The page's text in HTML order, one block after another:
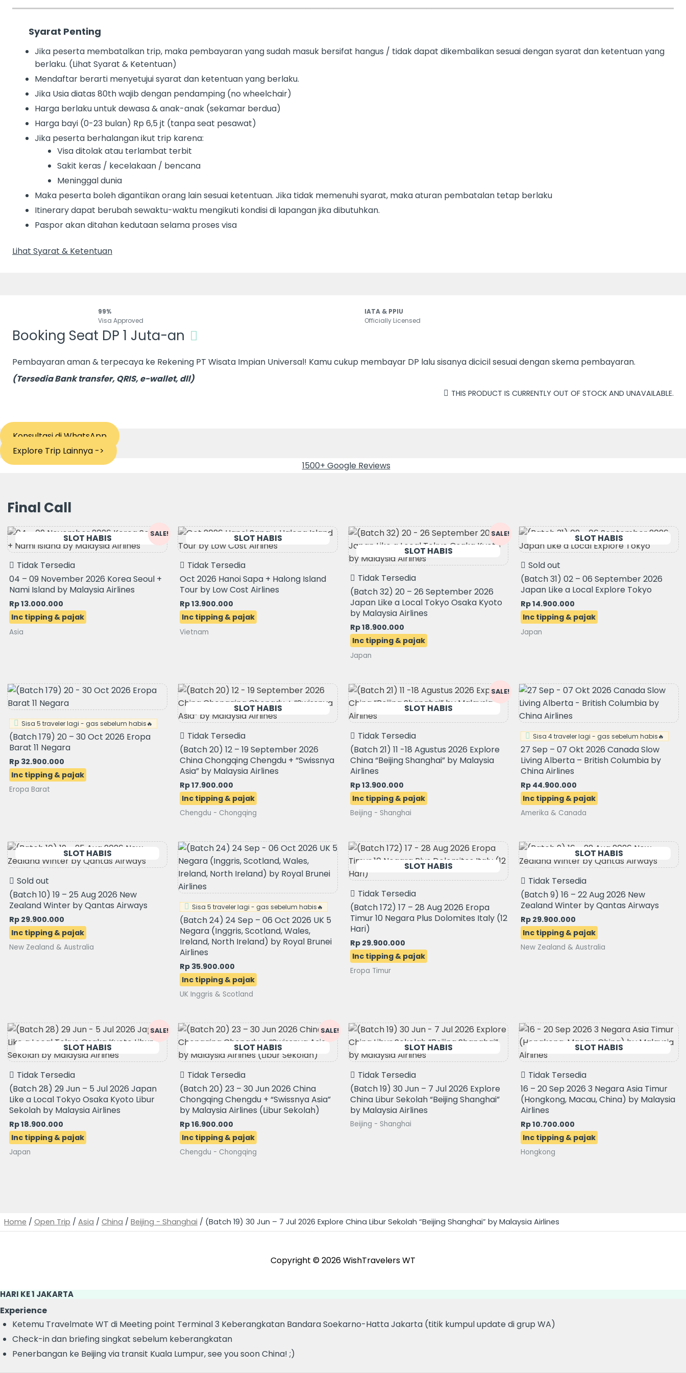
Syarat Penting
Jika peserta membatalkan trip, maka pembayaran yang sudah masuk bersifat hangus / tidak dapat dikembalikan sesuai dengan syarat dan ketentuan yang
berlaku. (Lihat Syarat & Ketentuan)
Mendaftar berarti menyetujui syarat dan ketentuan yang berlaku.
Jika Usia diatas 80th wajib dengan pendamping (no wheelchair)
Harga berlaku untuk dewasa & anak-anak (sekamar berdua)
Harga bayi (0-23 bulan) Rp 6,5 jt (tanpa seat pesawat)
Jika peserta berhalangan ikut trip karena:
Visa ditolak atau terlambat terbit
Sakit keras / kecelakaan / bencana
Meninggal dunia
Maka peserta boleh digantikan orang lain sesuai ketentuan. Jika tidak memenuhi syarat, maka aturan pembatalan tetap berlaku
Itinerary dapat berubah sewaktu-waktu mengikuti kondisi di lapangan jika dibutuhkan.
Paspor akan ditahan kedutaan selama proses visa
Lihat Syarat & Ketentuan
99%
Visa Approved
IATA & PPIU
Officially Licensed
Booking Seat DP 1 Juta-an
Pembayaran aman & terpecaya ke Rekening PT Wisata Impian Universal! Kamu cukup membayar DP lalu sisanya dicicil sesuai dengan skema pembayaran.
(Tersedia Bank transfer, QRIS, e-wallet, dll)
THIS PRODUCT IS CURRENTLY OUT OF STOCK AND UNAVAILABLE.
Konsultasi di WhatsApp
Explore Trip Lainnya ->
1500+ Google Reviews
Final Call
SALE!
Tidak Tersedia
04 – 09 November 2026 Korea Seoul +
Nami Island by Malaysia Airlines
Original
was:
Rp13.000.000
Current
price
is:
Asia
Tidak Tersedia
Oct 2026 Hanoi Sapa + Halong Island
Tour by Low Cost Airlines
Rp13.900.000
Vietnam
SALE!
Tidak Tersedia
(Batch 32) 20 – 26 September 2026
Japan Like a Local Tokyo Osaka Kyoto
by Malaysia Airlines
Original
price
was:
Rp 19.900.000.
Rp18.900.000
Current
price
is:
Rp 18.900.000.
Japan
Sold out
(Batch 31) 02 – 06 September 2026
Japan Like a Local Explore Tokyo
Rp14.900.000
Japan
Sisa 5 traveler lagi - gas sebelum habis🔥
(Batch 179) 20 – 30 Oct 2026 Eropa
Barat 11 Negara
Rp 32.900.000
Eropa Barat
Tidak Tersedia
(Batch 20) 12 – 19 September 2026
China Chongqing Chengdu + “Swissnya
Asia” by Malaysia Airlines
Rp17.900.000
Chengdu - Chongqing
SALE!
Tidak Tersedia
(Batch 21) 11 -18 Agustus 2026 Explore
China “Beijing Shanghai” by Malaysia
Airlines
Original
price
was:
Rp 15.900.000.
Rp13.900.000
Current
is:
Beijing - Shanghai
Sisa 4 traveler lagi - gas sebelum habis🔥
27 Sep – 07 Okt 2026 Canada Slow
Living Alberta – British Columbia by
China Airlines
Rp 44.900.000
Amerika & Canada
Sold out
(Batch 10) 19 – 25 Aug 2026 New
Zealand Winter by Qantas Airways
Rp 29.900.000
New Zealand & Australia
Sisa 5 traveler lagi - gas sebelum habis🔥
(Batch 24) 24 Sep – 06 Oct 2026 UK 5
Negara (Inggris, Scotland, Wales,
Ireland, North Ireland) by Royal Brunei
Airlines
Rp 35.900.000
UK Inggris & Scotland
Tidak Tersedia
(Batch 172) 17 – 28 Aug 2026 Eropa
Timur 10 Negara Plus Dolomites Italy (12
Hari)
Rp 29.900.000
Eropa Timur
Tidak Tersedia
(Batch 9) 16 – 22 Aug 2026 New
Zealand Winter by Qantas Airways
Rp 29.900.000
New Zealand & Australia
SALE!
Tidak Tersedia
(Batch 28) 29 Jun – 5 Jul 2026 Japan
Like a Local Tokyo Osaka Kyoto Libur
Sekolah by Malaysia Airlines
Original
price
was:
Rp 19.900.000.
Rp18.900.000
Current
price
is:
Rp 18.900.000.
Japan
SALE!
Tidak Tersedia
(Batch 20) 23 – 30 Jun 2026 China
Chongqing Chengdu + “Swissnya Asia”
by Malaysia Airlines (Libur Sekolah)
Original
price
was:
Rp 17.600.000.
Rp16.900.000
Current
price
is:
Rp 16.900.000.
Chengdu - Chongqing
Tidak Tersedia
(Batch 19) 30 Jun – 7 Jul 2026 Explore
China Libur Sekolah “Beijing Shanghai”
by Malaysia Airlines
Beijing - Shanghai
Tidak Tersedia
16 – 20 Sep 2026 3 Negara Asia Timur
(Hongkong, Macau, China) by Malaysia
Airlines
Rp10.700.000
Hongkong
Home / Open Trip / Asia / China / Beijing - Shanghai / (Batch 19) 30 Jun – 7 Jul 2026 Explore China Libur Sekolah “Beijing Shanghai” by Malaysia Airlines
Copyright © 2026WishTravelers WT
HARI KE 1 JAKARTA
Experience
Ketemu Travelmate WT di Meeting point Terminal 3 Keberangkatan Bandara Soekarno-Hatta Jakarta (titik kumpul update di grup WA)
Check-in dan briefing singkat sebelum keberangkatan
Penerbangan ke Beijing via transit Kuala Lumpur, see you soon China! ;)